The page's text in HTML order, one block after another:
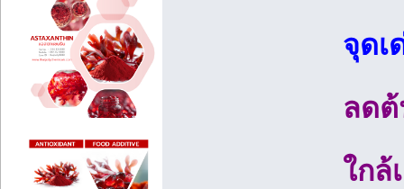
จุดเ
ลด
ใกล้